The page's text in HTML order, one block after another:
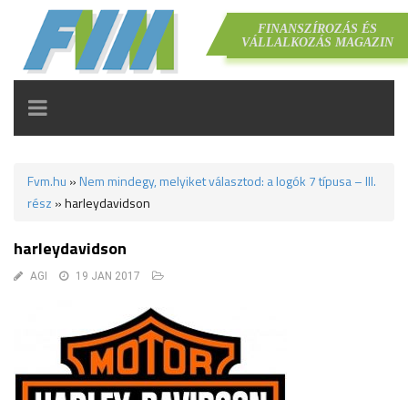
FINANSZÍROZÁS ÉS
VÁLLALKOZÁS MAGAZIN
TOGGLE
NAVIGATION
Fvm.hu » Nem mindegy, melyiket választod: a logók 7 típusa – III.
rész »harleydavidson
harleydavidson
AGI 19 JAN 2017